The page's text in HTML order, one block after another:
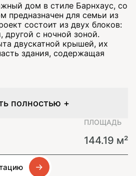
дом в стиле Барнхаус, со
предназначен для семьи из
состоит из двух блоков:
другой с ночной зоной.
двускатной крышей, их
здания, содержащая
полностью +
ПЛОЩАДЬ
144.19 м²